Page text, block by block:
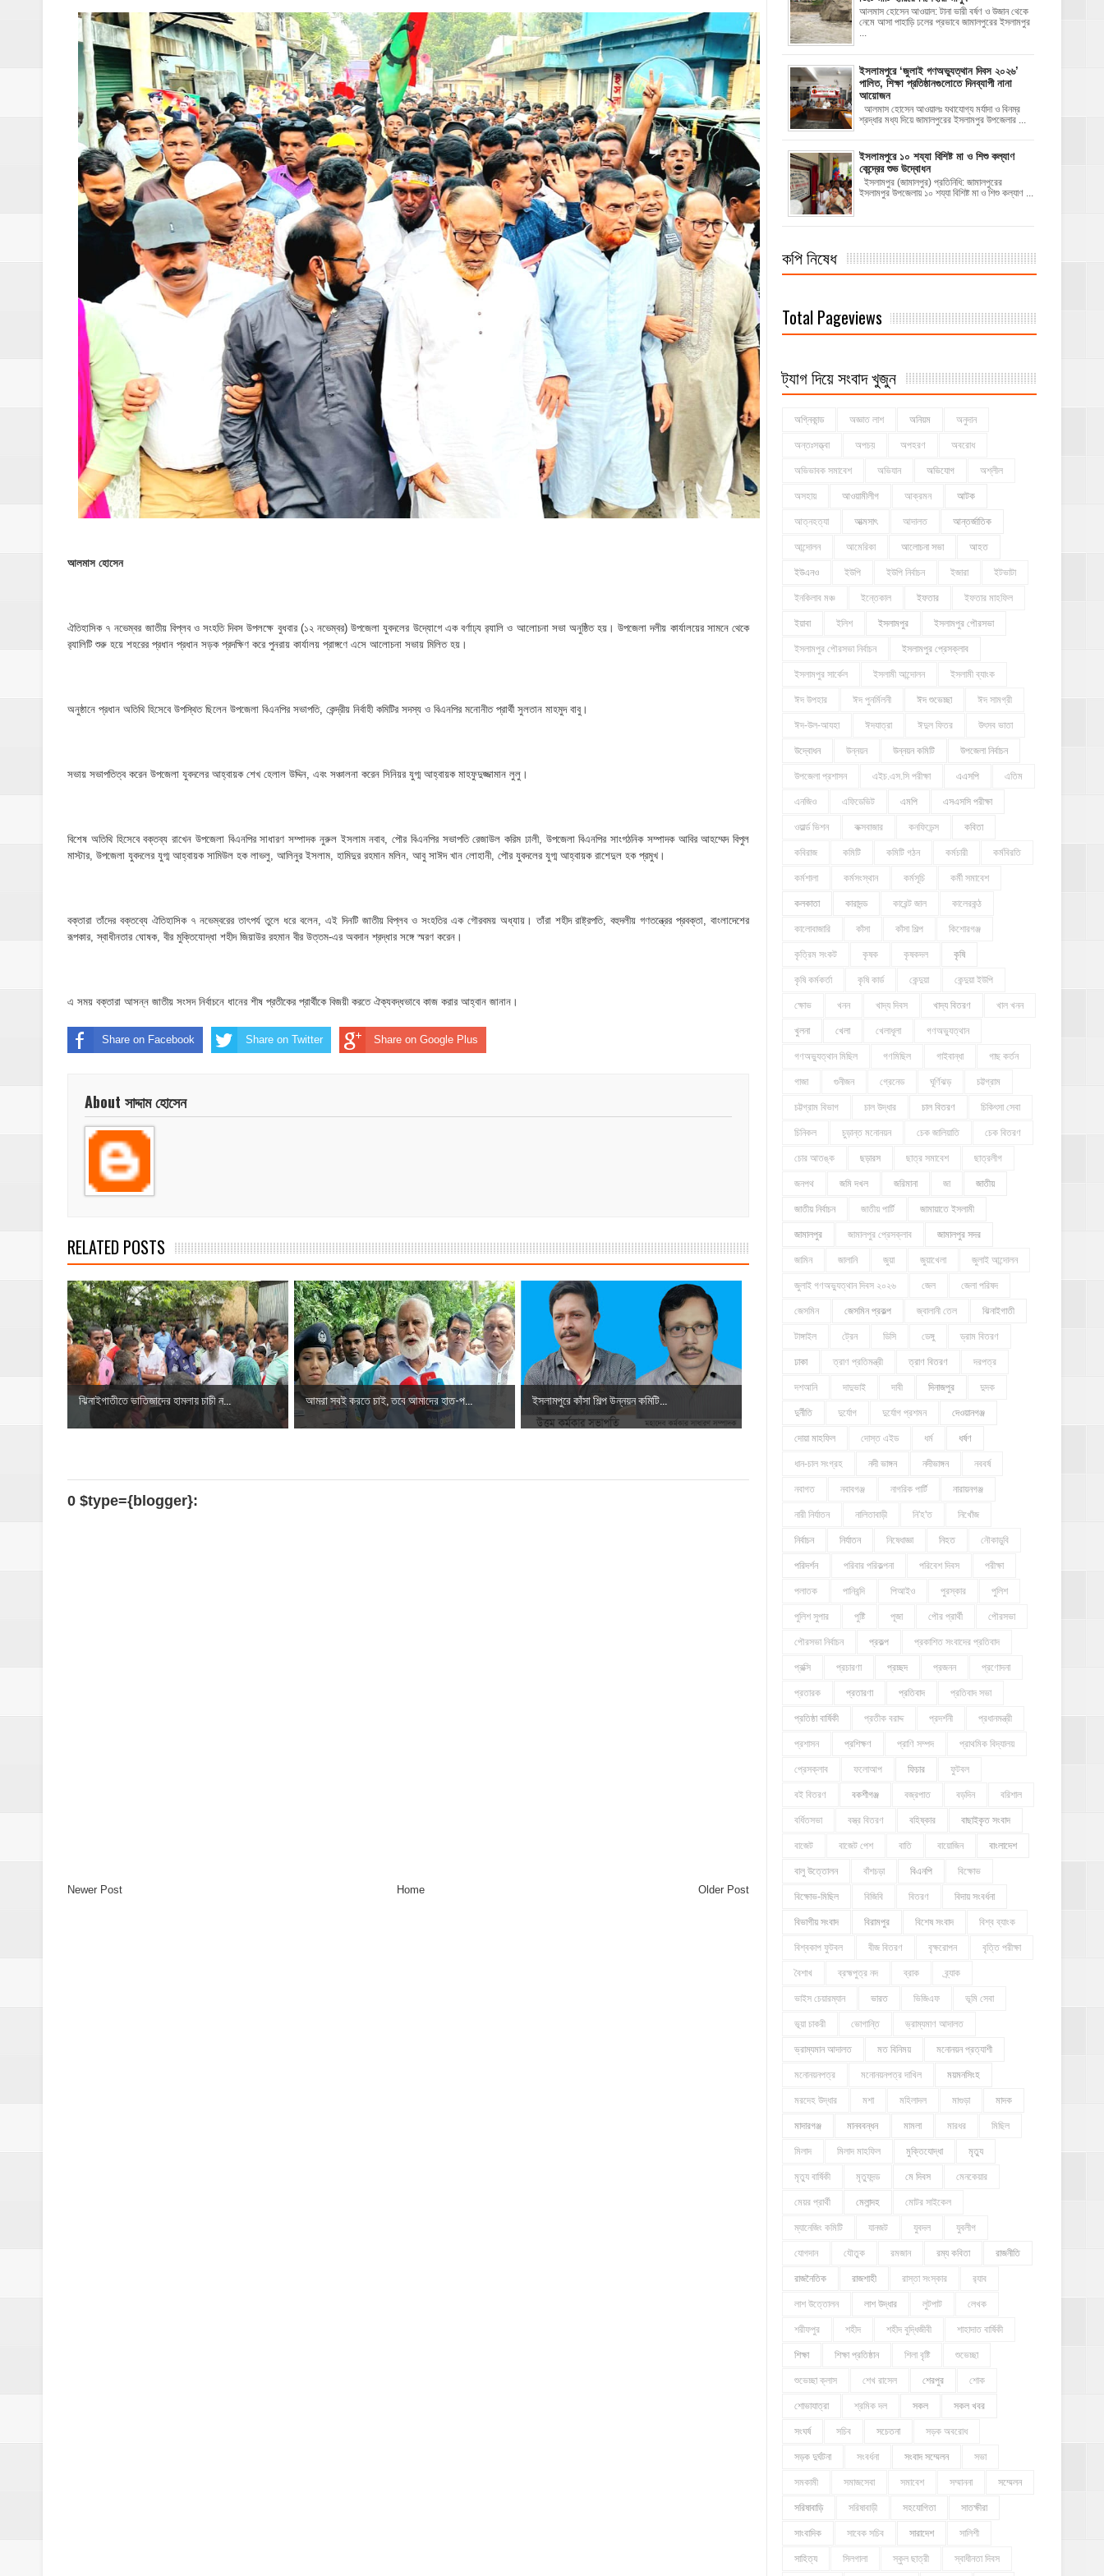
ঝিনাইগাতীতে ভাতিজাদের হামলায় চাচী নিহত; হত্যা মামলার প্রস্তুতি
‎ইসলামপুরে এতিমখানার কমিটি নিয়ে হট্টগোল, সমাজসেবা কর্মচারীর বিরুদ্ধে ঘুষের অভিযোগ
আমরা সবই করতে চাই, তবে আমাদের হাত-পা বাঁধা; শেরপুরে ত্রাণ প্রতিমন্ত্রী
ইসলামপুরে আর্থিক সাক্ষরতা ও লেনদেনে নিরাপত্তা বিষয়ক কর্মশালা ও গ্রাহক সমাবেশ অনুষ্ঠিত
ইসলামপুরে কাঁসা শিল্প উন্নয়ন কমিটি ঘোষণা- সভাপতি উত্তম, সম্পাদক মহাদেব
​ইসলামপুর মহলগিরী উচ্চ বিদ্যালয়ে নজিরবিহীন জালিয়াতি; রেজাল্ট ছাড়াই শিক্ষক নিয়োগ
ইসলামপুরে তৃতীয় লিঙ্গ জনগোষ্ঠীর সক্ষমতা উন্নয়ন বিষয়ক প্রশিক্ষণ অনুষ্ঠিত
মাদকের ব্যাপারে কোনো সুপারিশ চলবে না, বিএনপির হলেও শাস্তি আরও বেশি হবে” — এমপি মাহমুদুল হক রুবেল
‎পার্থশী ইউপি নির্বাচনে চেয়ারম্যান পদে আলোচনার শীর্ষে খন্দকার মাহবুব হাসান দিপন
​ইসলামপুরে পূর্বশত্রুতার জেরে প্রতিপক্ষের বসতঘরে মধ্যরাতে তাণ্ডব,গরু,স্বর্ণালঙ্কারসহ বিপুল টাকা লুট
‎ইসলামপুর স্বাস্থ্য কমপ্লেক্স ১০১ শয্যায় উন্নীত, বাবু এমপির উন্নয়নের ধারায় স্বাস্থ্যসেবায় নতুন দিগন্ত
ঝিনাইগাতী ক্ষুদ্র বণিক সমবায় সমিতির বার্ষিক সাধারণ সভা অনুষ্ঠিত
‎পানি সম্পদ মন্ত্রণালয়ের সংসদীয় স্থায়ী কমিটির সদস্য হলেন এমপি সুলতান মাহমুদ বাবু
‎ইসলামপুরে ‘জুলাই গণঅভ্যুত্থান দিবস ২০২৬’ পালিত, শিক্ষা প্রতিষ্ঠানগুলোতে দিনব্যাপী নানা আয়োজন
আলমাস হোসেন
ঐতিহাসিক ৭ নভেম্বর জাতীয় বিপ্লব ও সংহতি দিবস উপলক্ষে বুধবার (১২ নভেম্বর) উপজেলা যুবদলের উদ্যোগে এক বর্ণাঢ্য র‌্যালি ও আলোচনা সভা অনুষ্ঠিত হয়। উপজেলা দলীয় কার্যালয়ের সামনে থেকে
র‌্যালিটি শুরু হয়ে শহরের প্রধান প্রধান সড়ক প্রদক্ষিণ করে পুনরায় কার্যালয় প্রাঙ্গণে এসে আলোচনা সভায় মিলিত হয়।
অনুষ্ঠানে প্রধান অতিথি হিসেবে উপস্থিত ছিলেন উপজেলা বিএনপির সভাপতি, কেন্দ্রীয় নির্বাহী কমিটির সদস্য ও বিএনপির মনোনীত প্রার্থী সুলতান মাহমুদ বাবু।
সভায় সভাপতিত্ব করেন উপজেলা যুবদলের আহ্বায়ক শেখ হেলাল উদ্দিন, এবং সঞ্চালনা করেন সিনিয়র যুগ্ম আহ্বায়ক মাহফুদুজ্জামান লুলু।
বিশেষ অতিথি হিসেবে বক্তব্য রাখেন উপজেলা বিএনপির সাধারণ সম্পাদক নুরুল ইসলাম নবাব, পৌর বিএনপির সভাপতি রেজাউল করিম ঢালী, উপজেলা বিএনপির সাংগঠনিক সম্পাদক আবির আহম্মেদ বিপুল
মাস্টার, উপজেলা যুবদলের যুগ্ম আহ্বায়ক সামিউল হক লাভলু, আলিনুর ইসলাম, হামিদুর রহমান মলিন, আবু সাঈদ খান লোহানী, পৌর যুবদলের যুগ্ম আহ্বায়ক রাশেদুল হক প্রমুখ।
বক্তারা তাঁদের বক্তব্যে ঐতিহাসিক ৭ নভেম্বরের তাৎপর্য তুলে ধরে বলেন, এই দিনটি জাতীয় বিপ্লব ও সংহতির এক গৌরবময় অধ্যায়। তাঁরা শহীদ রাষ্ট্রপতি, বহুদলীয় গণতন্ত্রের প্রবক্তা, বাংলাদেশের
রূপকার, স্বাধীনতার ঘোষক, বীর মুক্তিযোদ্ধা শহীদ জিয়াউর রহমান বীর উত্তম-এর অবদান শ্রদ্ধার সঙ্গে স্মরণ করেন।
এ সময় বক্তারা আসন্ন জাতীয় সংসদ নির্বাচনে ধানের শীষ প্রতীকের প্রার্থীকে বিজয়ী করতে ঐক্যবদ্ধভাবে কাজ করার আহ্বান জানান।
Share on Facebook Share on Twitter Share on Google Plus
About সাদ্দাম হোসেন
RELATED POSTS
ঝিনাইগাতীতে ভাতিজাদের হামলায় চাচী ন... আমরা সবই করতে চাই, তবে আমাদের হাত-প... ইসলামপুরে কাঁসা শিল্প উন্নয়ন কমিটি...
0 $type={blogger}:
Newer Post Older Post
Home
আলমাস হোসেন আওয়াল: টানা ভারী বর্ষণ ও উজান থেকে
নেমে আসা পাহাড়ি ঢলের প্রভাবে জামালপুরের ইসলামপুর
‎ইসলামপুরে ‘জুলাই গণঅভ্যুত্থান দিবস ২০২৬’
পালিত, শিক্ষা প্রতিষ্ঠানগুলোতে দিনব্যাপী নানা
আয়োজন
‎​আলমাস হোসেন আওয়ালঃ‎ ‎​যথাযোগ্য মর্যাদা ও বিনম্র
শ্রদ্ধার মধ্য দিয়ে জামালপুরের ইসলামপুর উপজেলার ...
ইসলামপুরে ১০ শয্যা বিশিষ্ট মা ও শিশু কল্যাণ
কেন্দ্রের শুভ উদ্বোধন
ইসলামপুর (জামালপুর) প্রতিনিধি: জামালপুরের
ইসলামপুর উপজেলায় ১০ শয্যা বিশিষ্ট মা ও শিশু কল্যাণ ...
কপি নিষেধ
Total Pageviews
ট্যাগ দিয়ে সংবাদ খুজুন
অগ্নিকান্ড অজ্ঞাত লাশ অনিয়ম অনুদান
অন্তঃসত্ত্বা অপচয় অপহরণ অবরোধ
অভিভাবক সমাবেশ অভিযান অভিযোগ অশ্লীল
অসহায় আওয়ামীলীগ আক্রমন আটক
আত্নহত্যা আত্মসাৎ আদালত আন্তর্জাতিক
আন্দোলন আমেরিকা আলোচনা সভা আহত
ইউএনও ইউপি ইউপি নির্বাচন ইজারা ইটভাটা
ইনকিলাব মঞ্চ ইন্তেকাল ইফতার ইফতার মাহফিল
ইয়াবা ইলিশ ইসলামপুর ইসলামপুর পৌরসভা
ইসলামপুর পৌরসভা নির্বাচন ইসলামপুর প্রেসক্লাব
ইসলামপুর সার্কেল ইসলামী আন্দোলন ইসলামী ব্যাংক
ঈদ উপহার ঈদ পুনর্মিলনী ঈদ শুভেচ্ছা ঈদ সামগ্রী
ঈদ-উল-আযহা ঈদযাত্রা ঈদুল ফিতর উৎসব ভাতা
উদ্বোধন উন্নয়ন উন্নয়ন কমিটি উপজেলা নির্বাচন
উপজেলা প্রশাসন এইচ.এস.সি পরীক্ষা এএসপি এতিম
এনজিও এফিডেভিট এমপি এসএসসি পরীক্ষা
ওয়ার্ল্ড ভিশন কক্সবাজার কনফিডেন্স কবিতা
কবিরাজ কমিটি কমিটি গঠন কর্মচারী কর্মবিরতি
কর্মশালা কর্মসংস্থান কর্মসূচি কর্মী সমাবেশ
কলকাতা কারাদন্ড কারেন্ট জাল কালেরকন্ঠ
কালোবাজারি কাঁসা কাঁসা শিল্প কিশোরগঞ্জ
কৃত্রিম সংকট কৃষক কৃষকদল কৃষি
কৃষি কর্মকর্তা কৃষি কার্ড কেন্দুয়া কেন্দুয়া ইউপি
ক্ষোভ খনন খাদ্য দিবস খাদ্য বিতরণ খাল খনন
খুলনা খেলা খেলাধূলা গণঅভ্যুত্থান
গণঅভ্যুত্থান মিছিল গণমিছিল গাইবান্ধা গাছ কর্তন
গাজা গুনীজন গ্রেনেড ঘূর্ণিঝড় চট্টগ্রাম
চট্টগ্রাম বিভাগ চাল উদ্ধার চাল বিতরণ চিকিৎসা সেবা
চিনিকল চুড়ান্ত মনোনয়ন চেক জালিয়াতি চেক বিতরণ
চোর আতঙ্ক ছড়ারস ছাত্র সমাবেশ ছাত্রলীগ
জনপথ জমি দখল জরিমানা জা জাতীয়
জাতীয় নির্বাচন জাতীয় পার্টি জামায়াতে ইসলামী
জামালপুর জামালপুর প্রেসক্লাব জামালপুর সদর
জামিন জালানি জুয়া জুয়াখেলা জুলাই আন্দোলন
জুলাই গণঅভ্যুত্থান দিবস ২০২৬ জেল জেলা পরিষদ
জেসমিন জেসমিন প্রকল্প জ্বালানী তেল ঝিনাইগাতী
টাঙ্গাইল ট্রেন ডিসি ডেঙ্গু ড্রাম বিতরণ
ঢাকা ত্রাণ প্রতিমন্ত্রী ত্রাণ বিতরণ দরপত্র
দশআনি দাদুভাই দাবী দিনাজপুর দুদক
দুর্নীতি দুর্যোগ দুর্যোগ প্রশমন দেওয়ানগঞ্জ
দোয়া মাহফিল দোস্ত এইড ধর্ম ধর্ষণ
ধান-চাল সংগ্রহ নদী ভাঙ্গন নদীভাঙ্গন নববর্ষ
নবাগত নবাবগঞ্জ নাগরিক পার্টি নারায়নগঞ্জ
নারী নির্যাতন নালিতাবাড়ী নি'হ'ত নিখোঁজ
নির্বাচন নির্যাতন নিষেধাজ্ঞা নিহত নৌকাডুবি
পরিদর্শন পরিবার পরিকল্পনা পরিবেশ দিবস পরীক্ষা
পলাতক পানিবন্দি পিআইও পুরস্কার পুলিশ
পুলিশ সুপার পুষ্টি পূজা পৌর প্রার্থী পৌরসভা
পৌরসভা নির্বাচন প্রকল্প প্রকাশিত সংবাদের প্রতিবাদ
প্রক্সি প্রচারণা প্রচ্ছদ প্রজনন প্রণোদনা
প্রতারক প্রতারণা প্রতিবাদ প্রতিবাদ সভা
প্রতিষ্ঠা বার্ষিকী প্রতীক বরাদ্দ প্রদর্শনী প্রধানমন্ত্রী
প্রশাসন প্রশিক্ষণ প্রাণি সম্পদ প্রাথমিক বিদ্যালয়
প্রেসক্লাব ফলোআপ ফিচার ফুটবল
বই বিতরণ বকশীগঞ্জ বজ্রপাত বড়দিন বরিশাল
বর্ধিতসভা বস্ত্র বিতরণ বহিষ্কার বাছাইকৃত সংবাদ
বাজেট বাজেট পেশ বাতি বায়োজিন বাংলাদেশ
বালু উত্তোলন বাঁশচড়া বিএনপি বিক্ষোভ
বিক্ষোভ-মিছিল বিজিবি বিতরণ বিদায় সংবর্ধনা
বিভাগীয় সংবাদ বিরামপুর বিশেষ সংবাদ বিশ্ব ব্যাংক
বিশ্বকাপ ফুটবল বীজ বিতরণ বৃক্ষরোপন বৃত্তি পরীক্ষা
বৈশাখ ব্রহ্মপুত্র নদ ব্রাক ব্র্যাক
ভাইস চেয়ারম্যান ভারত ভিজিএফ ভূমি সেবা
ভূয়া চাকরী ভোগান্তি ভ্রাম্যমাণ আদালত
ভ্রাম্যমান আদালত মত বিনিময় মনোনয়ন প্রত্যাশী
মনোনয়নপত্র মনোনয়নপত্র দাখিল ময়মনসিংহ
মরদেহ উদ্ধার মশা মহিলাদল মাগুড়া মাদক
মাদারগঞ্জ মানববন্ধন মামলা মারধর মিছিল
মিলাদ মিলাদ মাহফিল মুক্তিযোদ্ধা মৃত্যু
মৃত্যু বার্ষিকী মৃত্যুদন্ড মে দিবস মেনকেয়ার
মেয়র প্রার্থী মেলান্দহ মোটর সাইকেল
ম্যানেজিং কমিটি যানজট যুবদল যুবলীগ
যোগদান যৌতুক রমজান রম্য কবিতা রাজনীতি
রাজনৈতিক রাজশাহী রাস্তা সংস্কার র‍্যাব
লাশ উত্তোলন লাশ উদ্ধার লুটপাট লেখক
শরীফপুর শহীদ শহীদ বুদ্ধিজীবী শাহাদাত বার্ষিকী
শিক্ষা শিক্ষা প্রতিষ্ঠান শিলা বৃষ্টি শুভেচ্ছা
শুভেচ্ছা ক্লাস শেখ রাসেল শেরপুর শোক
শোভাযাত্রা শ্রমিক দল সকল সকল খবর
সংঘর্ষ সচিব সচেতনা সড়ক অবরোধ
সড়ক দুর্ঘটনা সংবর্ধনা সংবাদ সম্মেলন সভা
সমকামী সমাজসেবা সমাবেশ সম্মাননা সম্মেলন
সরিষাবাড়ি সরিষাবাড়ী সহযোগিতা সাতক্ষীরা
সাংবাদিক সাবেক সচিব সারাদেশ সালিশী
সাহিত্য সিলগালা স্কুল ছাত্রী স্বাধীনতা দিবস